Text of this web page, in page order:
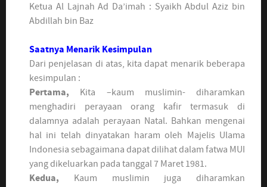
Ketua Al Lajnah Ad Da’imah : Syaikh Abdul Aziz bin
Abdillah bin Baz
Saatnya Menarik Kesimpulan
Dari penjelasan di atas, kita dapat menarik beberapa
kesimpulan :
Pertama, Kita –kaum muslimin- diharamkan
menghadiri perayaan orang kafir termasuk di
dalamnya adalah perayaan Natal. Bahkan mengenai
hal ini telah dinyatakan haram oleh Majelis Ulama
Indonesia sebagaimana dapat dilihat dalam fatwa MUI
yang dikeluarkan pada tanggal 7 Maret 1981.
Kedua, Kaum muslimin juga diharamkan